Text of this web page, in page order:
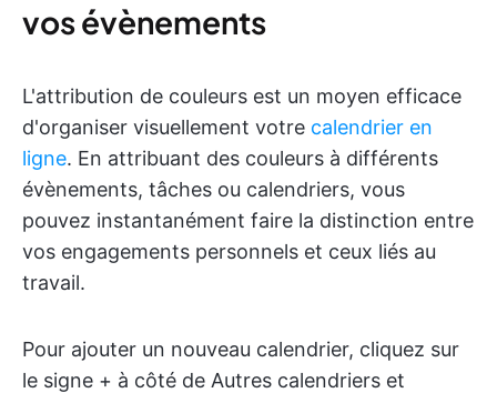
vos évènements
L'attribution de couleurs est un moyen efficace
d'organiser visuellement votre calendrier en
ligne. En attribuant des couleurs à différents
évènements, tâches ou calendriers, vous
pouvez instantanément faire la distinction entre
vos engagements personnels et ceux liés au
travail.
Pour ajouter un nouveau calendrier, cliquez sur
le signe + à côté de Autres calendriers et